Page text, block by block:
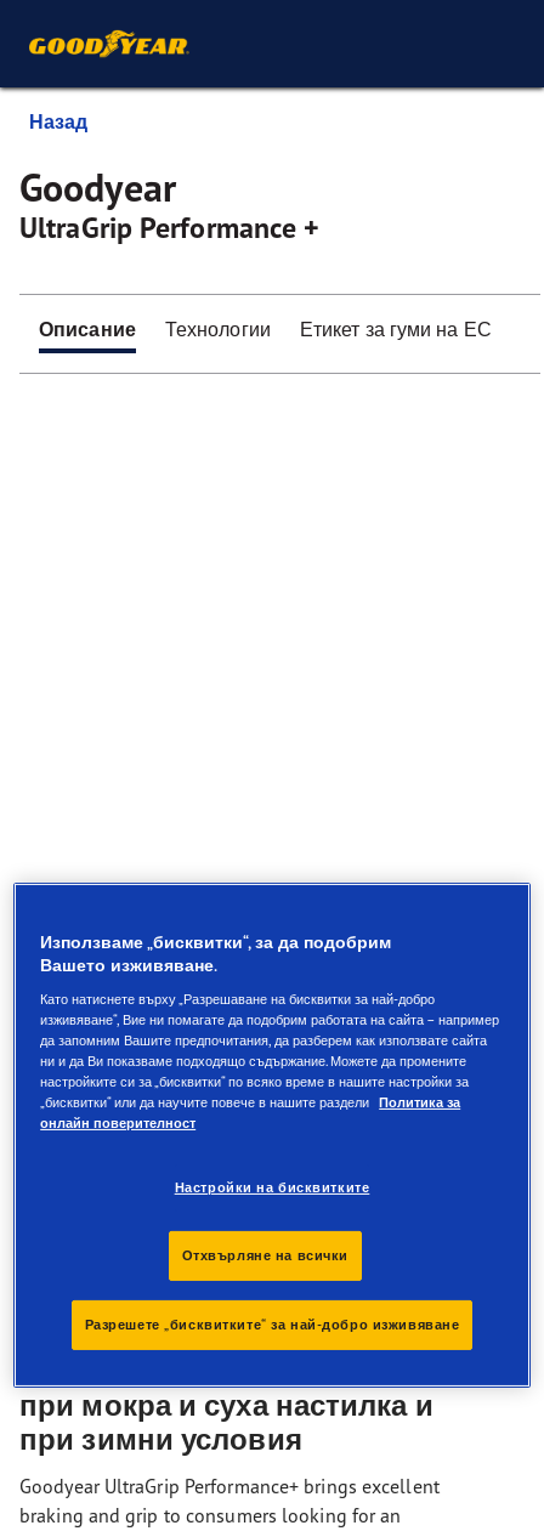
Назад
Goodyear
UltraGrip Performance +
Описание Технологии Етикет за гуми на ЕС
Подобрени характеристики при мокра и суха
настилка и при зимни условия
Къс спирачен път при мокра и суха настилка
Подобрено сцепление върху сняг и лед
при мокра и суха настилка и
при зимни условия
Goodyear UltraGrip Performance+ brings excellent
braking and grip to consumers looking for an
Използваме „бисквитки“, за да подобрим
Вашето изживяване.
Като натиснете върху „Разрешаване на бисквитки за най-добро
изживяване“, Вие ни помагате да подобрим работата на сайта – например
да запомним Вашите предпочитания, да разберем как използвате сайта
ни и да Ви показваме подходящо съдържание. Можете да промените
настройките си за „бисквитки“ по всяко време в нашите настройки за
„бисквитки“ или да научите повече в нашите раздели Политика за
онлайн поверителност
Настройки на бисквитките
Отхвърляне на всички
Разрешете „бисквитките“ за най-добро изживяване